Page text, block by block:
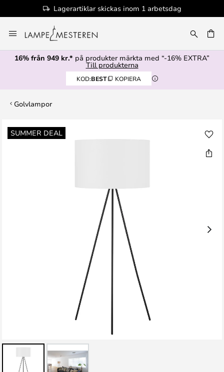
Lagerartiklar skickas inom 1 arbetsdag
till
innehållet
16% från 949 kr.* på produkter märkta med “-16% EXTRA”
Till produkterna
KOD:BEST KOPIERA
Golvlampor
SUMMER DEAL
Hoppa
till